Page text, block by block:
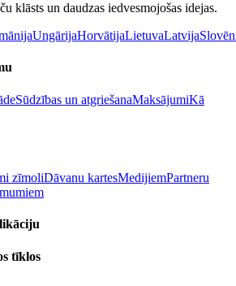
klāsts un daudzas iedvesmojošas idejas.
UngārijaHorvātijaLietuvaLatvija
Sūdzības un atgriešanaMaksājumiKā
zīmoliDāvanu kartesMedijiemPartneru
tīklos